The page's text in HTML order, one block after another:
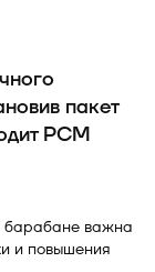
пакет
РСМ
барабане важна
и повышения